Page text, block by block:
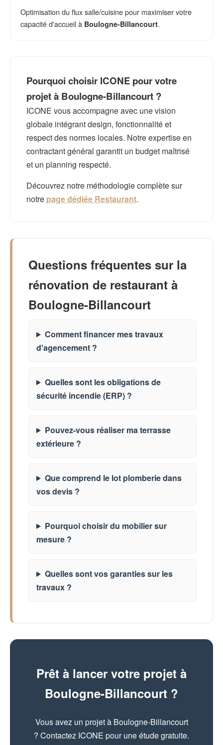
Optimisation du flux salle/cuisine pour maximiser votre
capacité d'accueil à Boulogne-Billancourt.
Pourquoi choisir ICONE pour votre
projet à Boulogne-Billancourt ?
ICONE vous accompagne avec une vision
globale intégrant design, fonctionnalité et
respect des normes locales. Notre expertise en
contractant général garantit un budget maîtrisé
et un planning respecté.
Découvrez notre méthodologie complète sur
notre page dédiée Restaurant.
Questions fréquentes sur la
rénovation de restaurant à
Boulogne-Billancourt
Comment financer mes travaux
d'agencement ?
Quelles sont les obligations de
sécurité incendie (ERP) ?
Pouvez-vous réaliser ma terrasse
extérieure ?
Que comprend le lot plomberie dans
vos devis ?
Pourquoi choisir du mobilier sur
mesure ?
Quelles sont vos garanties sur les
travaux ?
Prêt à lancer votre projet à
Boulogne-Billancourt ?
Vous avez un projet à Boulogne-Billancourt
? Contactez ICONE pour une étude gratuite.